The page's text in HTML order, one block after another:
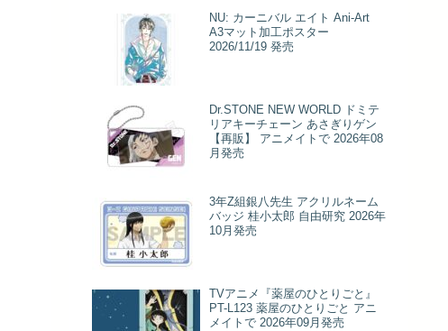
NU: カーニバル エイト Ani-Art
A3マット加工ポスター
2026/11/19 発売
Dr.STONE NEW WORLD ドミテ
リアキーチェーン あさぎりゲン
【再販】 アニメイトで 2026年08
月発売
3年Z組銀八先生 アクリルネーム
バッジ 桂小太郎 自由研究 2026年
10月発売
TVアニメ『薬屋のひとりごと』
PT-L123 薬屋のひとりごと アニ
メイトで 2026年09月発売